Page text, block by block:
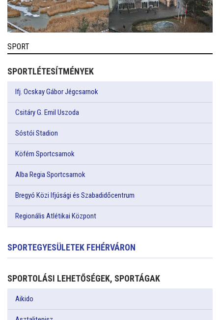
SPORT
SPORTLÉTESÍTMÉNYEK
Ifj. Ocskay Gábor Jégcsarnok
Csitáry G. Emil Uszoda
Sóstói Stadion
Köfém Sportcsarnok
Alba Regia Sportcsarnok
Bregyó Közi Ifjúsági és Szabadidőcentrum
Regionális Atlétikai Központ
SPORTEGYESÜLETEK FEHÉRVÁRON
SPORTOLÁSI LEHETŐSÉGEK, SPORTÁGAK
Aikido